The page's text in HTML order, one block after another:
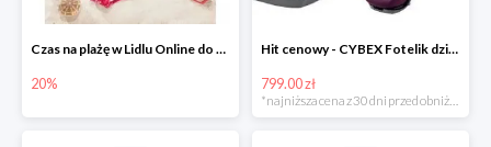
Czas na plażę w Lidlu Online do -20%
20%
Hit cenowy - CYBEX Fotelik dziecięcy samochodowy Pallasfix grupa I-III, 9-36 kg
799.00 zł